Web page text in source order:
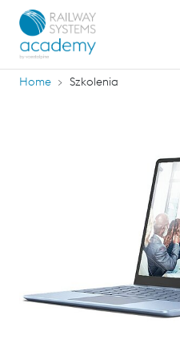
Home Szkolenia